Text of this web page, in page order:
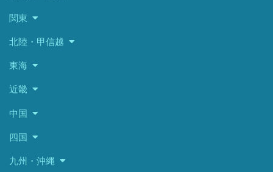
関東
北陸・甲信越
東海
近畿
中国
四国
九州・沖縄